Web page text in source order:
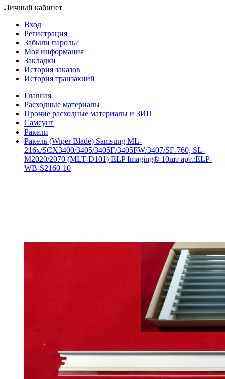
Личный кабинет
Вход
Регистрация
Забыли пароль?
Моя информация
Закладки
История заказов
История транзакций
Главная
Расходные материалы
Прочие расходные материалы и ЗИП
Самсунг
Ракели
Ракель (Wiper Blade) Samsung ML-
216x/SCX3400/3405/3405F/3405FW/3407/SF-760, SL-
M2020/2070 (MLT-D101) ELP Imaging® 10шт арт.:ELP-
WB-S2160-10